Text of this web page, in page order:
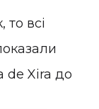
всі
de Xira до